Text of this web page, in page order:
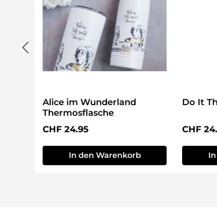
Alice im Wunderland
Thermosflasche
Regulärer Preis:
CHF 24.95
In den Warenkorb
Do It
CHF